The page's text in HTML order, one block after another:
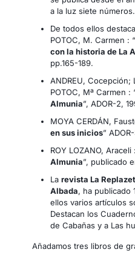
a la luz siete números.
De todos ellos
POTOC, M. Carmen : “
con la historia de La
pp.165-189.
ANDREU, Cocepción;
POTOC, Mª Carmen :
Almunia”, ADOR-2,
MOYA CERDÁN,
en sus inicios”
ROY LOZANO, Araceli
Almunia”, publicado
La revista La
Albada, ha publicado
ellos varios artículos
Destacan los
de Cabañas y a Las
Añadamos tres libros de